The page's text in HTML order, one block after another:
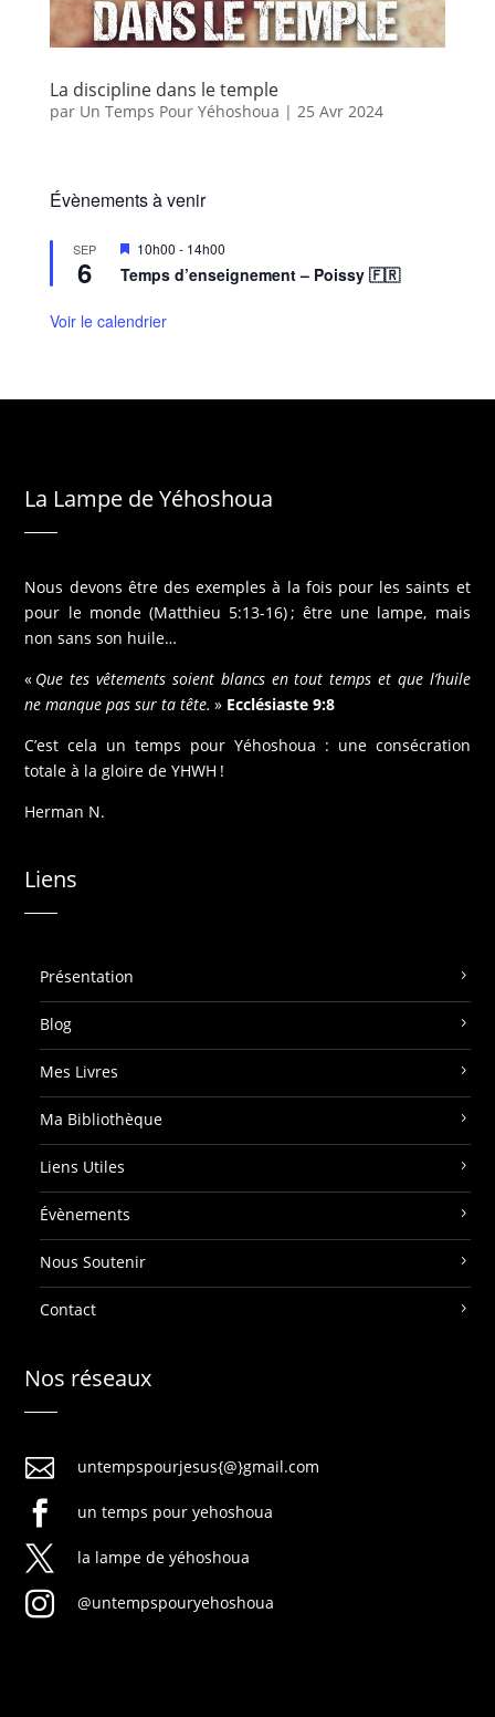
La discipline dans le temple
par Un Temps Pour Yéhoshoua | 25 Avr 2024
Évènements à venir
SEP
6
M
s
n
10h00 - 14h00
Temps d’enseignement – Poissy 🇫🇷
Voir le calendrier
La Lampe de Yéhoshoua
Nous devons être des exemples à la fois pour les saints et
pour le monde (Matthieu 5:13-16) ; être une lampe, mais
non sans son huile…
« Que tes vêtements soient blancs en tout temps et que l’huile
ne manque pas sur ta tête. » Ecclésiaste 9:8
C’est cela un temps pour Yéhoshoua : une consécration
totale à la gloire de YHWH !
Herman N.
Liens
Présentation
Blog
Mes Livres
Ma Bibliothèque
Liens Utiles
Évènements
Nous Soutenir
Contact
Nos réseaux
 untempspourjesus{@}gmail.com
 un temps pour yehoshoua
 la lampe de yéhoshoua
 @untempspouryehoshoua